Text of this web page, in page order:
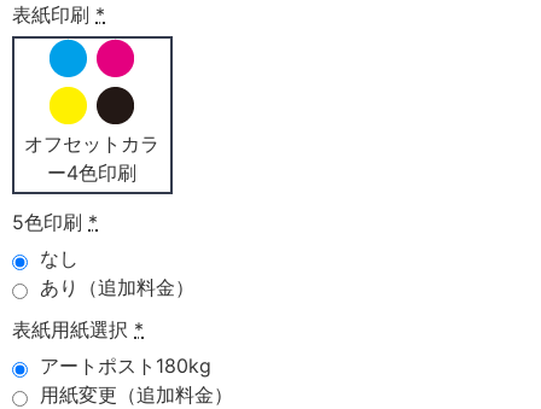
表紙印刷 *
オフセットカラ
ー4色印刷
5色印刷 *
なし
あり（追加料金）
表紙用紙選択 *
アートポスト180kg
用紙変更（追加料金）